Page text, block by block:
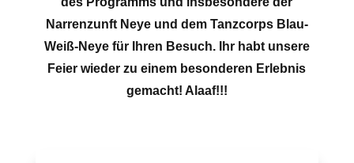
Narrenzunft Neye und dem Tanzcorps Blau-
Weiß-Neye für Ihren Besuch. Ihr habt unsere
Feier wieder zu einem besonderen Erlebnis
gemacht! Alaaf!!!